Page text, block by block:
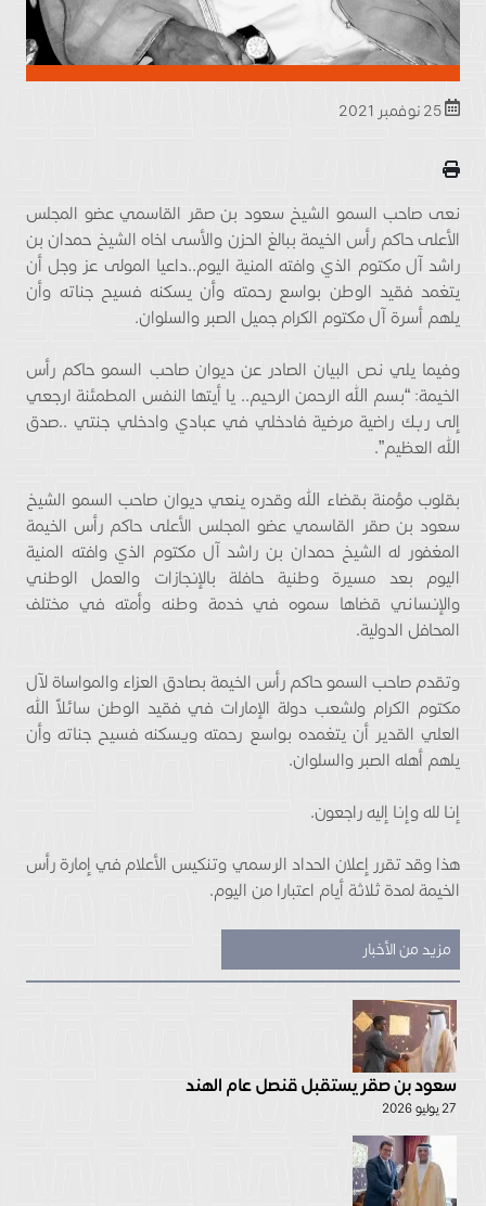
نعى صاحب السمو الشيخ سعود بن صقر القاسمي عضو المجلس
الأعلى حاكم رأس الخيمة ببالغ الحزن والأسى اخاه الشيخ حمدان بن
راشد آل مكتوم الذي وافته المنية اليوم..داعيا المولى عز وجل أن
يتغمد فقيد الوطن بواسع رحمته وأن يسكنه فسيح جناته وأن
يلهم أسرة آل مكتوم الكرام جميل الصبر والسلوان.
وفيما يلي نص البيان الصادر عن ديوان صاحب السمو حاكم رأس
الخيمة: “بسم الله الرحمن الرحيم.. يا أيتها النفس المطمئنة ارجعي
إلى ربك راضية مرضية فادخلي في عبادي وادخلي جنتي ..صدق
الله العظيم”.
بقلوب مؤمنة بقضاء الله وقدره ينعي ديوان صاحب السمو الشيخ
سعود بن صقر القاسمي عضو المجلس الأعلى حاكم رأس الخيمة
المغفور له الشيخ حمدان بن راشد آل مكتوم الذي وافته المنية
اليوم بعد مسيرة وطنية حافلة بالإنجازات والعمل الوطني
والإنساني قضاها سموه في خدمة وطنه وأمته في مختلف
المحافل الدولية.
وتقدم صاحب السمو حاكم رأس الخيمة بصادق العزاء والمواساة لآل
مكتوم الكرام ولشعب دولة الإمارات في فقيد الوطن سائلاً الله
العلي القدير أن يتغمده بواسع رحمته ويسكنه فسيح جناته وأن
يلهم أهله الصبر والسلوان.
إنا لله وإنا إليه راجعون.
هذا وقد تقرر إعلان الحداد الرسمي وتنكيس الأعلام في إمارة رأس
الخيمة لمدة ثلاثة أيام اعتبارا من اليوم.
مزيد من الأخبار
سعود بن صقر يستقبل قنصل عام الهند
27 يوليو 2026